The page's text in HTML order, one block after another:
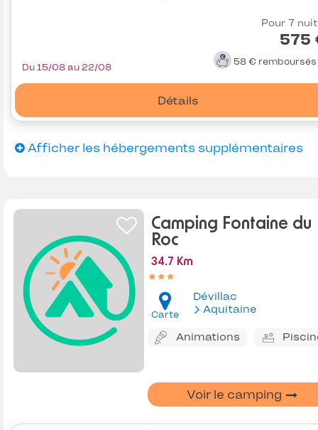
Pour 7
575
58 € remboursés
Détails
Du 15/08 au 22/08
Afficher les hébergements supplémentaires
Camping Fontaine du
Roc
34.7 Km
Carte
Dévillac
Aquitaine
Animations
Voir le camping